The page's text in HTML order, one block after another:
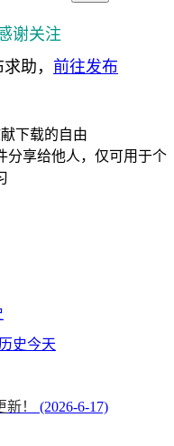
谢关注
助， 前往发布
下载的自由
分享给他人，仅可用于个
历史今天
新！
(2026-6-17)